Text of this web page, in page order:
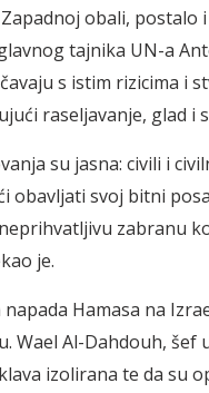
obali, postalo
tajnika UN-a Ant
čavaju s istim rizicima i
raseljavanje, glad i
su jasna: civili i
obavljati svoj bitni
zabranu
je.
Hamasa na
Wael Al-Dahdouh, šef
izolirana te da su